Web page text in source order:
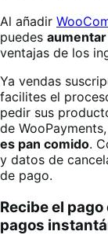
Al añadir
puedes
ventajas de los
Ya vendas
facilites el
pedir sus
de WooPayments,
es pan comido.
y datos de
de pago.
Recibe el
pagos